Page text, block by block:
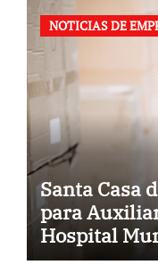
NOTICIAS DE
Santa Casa
para
Hospital
(BA)